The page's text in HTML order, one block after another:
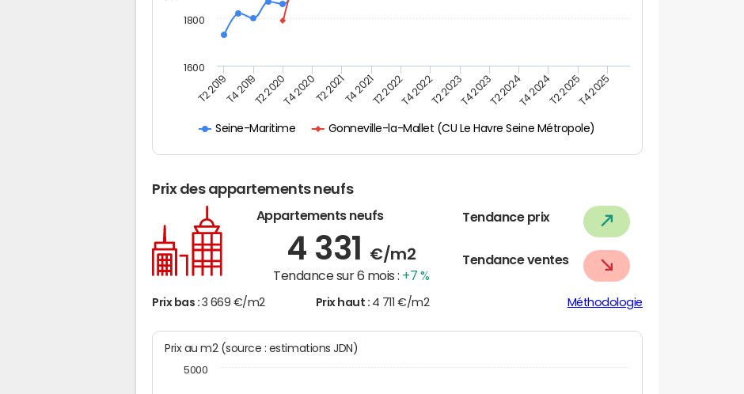
Seine-Maritime Gonneville-la-Mallet (CU Le Havre Seine Métropole)
T2 2019T4 2019T2 2020T4 2020T2 2021T4 2021T2 2022T4 2022T2 2023T4 2023T2 2024T4 2024T2 2025T4 2025
1600
1800
Prix des appartements neufs
Appartements neufs
4 331 €/m2
Tendance sur 6 mois : +7 %
Tendance prix
Tendance ventes
Prix bas : 3 669 €/m2 Prix haut : 4 711 €/m2 Méthodologie
Prix au m2 (source : estimations JDN)
5000